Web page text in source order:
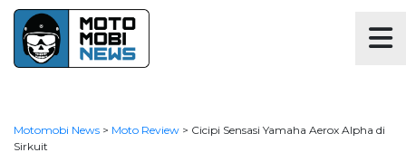
Motomobi News > Moto Review > Cicipi Sensasi Yamaha Aerox Alpha di
Sirkuit